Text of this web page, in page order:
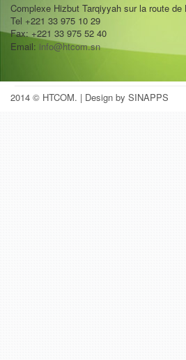
Complexe Hizbut Tarqiyyah sur la route de
Tel +221 33 975 10 29
Fax: +221 33 975 52 40
Email: info@htcom.sn
2014 © HTCOM. | Design by SINAPPS